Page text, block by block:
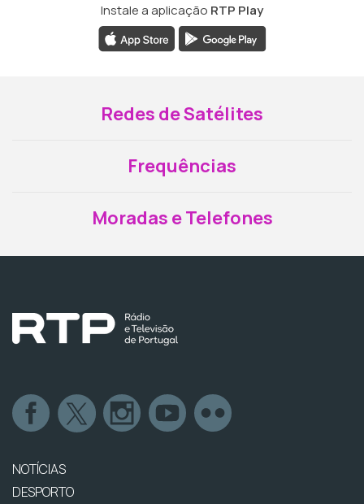
Instale a aplicação RTP Play
Redes de Satélites
Frequências
Moradas e Telefones
NOTÍCIAS
DESPORTO